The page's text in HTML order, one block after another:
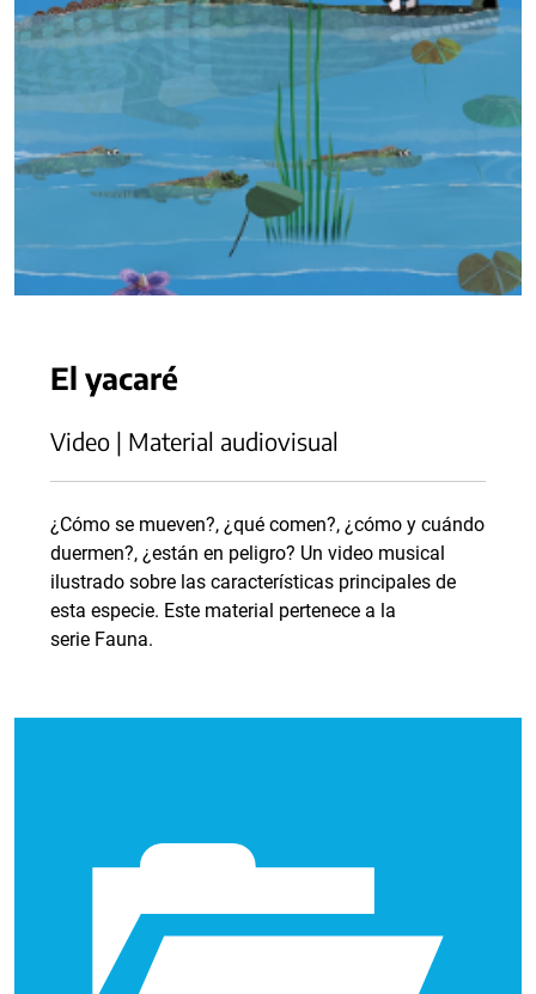
El yacaré
Video | Material audiovisual
¿Cómo se mueven?, ¿qué comen?, ¿cómo y cuándo
duermen?, ¿están en peligro? Un video musical
ilustrado sobre las características principales de
esta especie. Este material pertenece a la
serie Fauna.